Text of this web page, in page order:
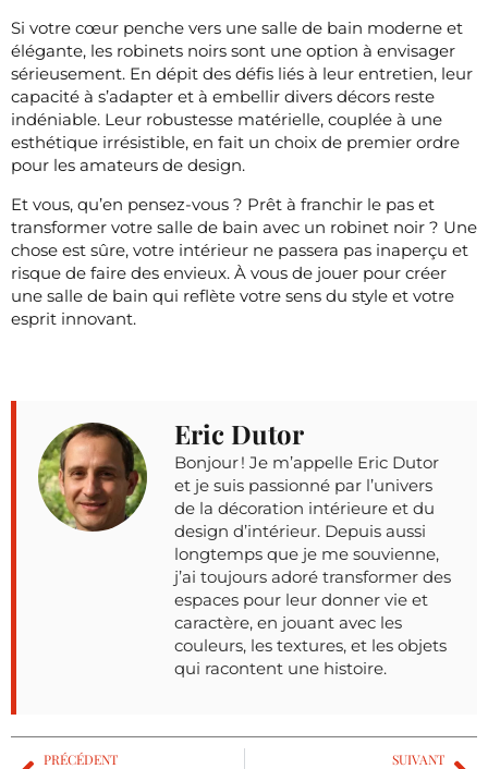
Si votre cœur penche vers une salle de bain moderne et
élégante, les robinets noirs sont une option à envisager
sérieusement. En dépit des défis liés à leur entretien, leur
capacité à s’adapter et à embellir divers décors reste
indéniable. Leur robustesse matérielle, couplée à une
esthétique irrésistible, en fait un choix de premier ordre
pour les amateurs de design.
Et vous, qu’en pensez-vous ? Prêt à franchir le pas et
transformer votre salle de bain avec un robinet noir ? Une
chose est sûre, votre intérieur ne passera pas inaperçu et
risque de faire des envieux. À vous de jouer pour créer
une salle de bain qui reflète votre sens du style et votre
esprit innovant.
Eric Dutor
Bonjour ! Je m’appelle Eric Dutor
et je suis passionné par l’univers
de la décoration intérieure et du
design d’intérieur. Depuis aussi
longtemps que je me souvienne,
j’ai toujours adoré transformer des
espaces pour leur donner vie et
caractère, en jouant avec les
couleurs, les textures, et les objets
qui racontent une histoire.
PRÉCÉDENT SUIVANT